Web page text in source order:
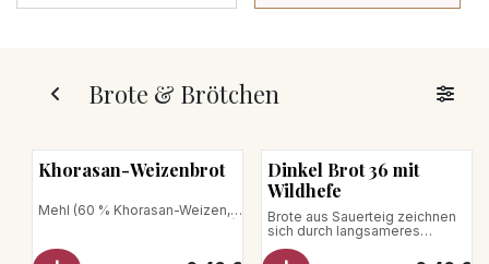
Brote & Brötchen
Khorasan-Weizenbrot
Mehl (60 % Khorasan-Weizen,
25 % Dinkel, 15 % Weizengrieß)
Dinkel Brot 36 mit
Wildhefe
Brote aus Sauerteig zeichnen
sich durch langsameres
Aufgehen aus; dadurch kann
der Teig 36 Stunden lang